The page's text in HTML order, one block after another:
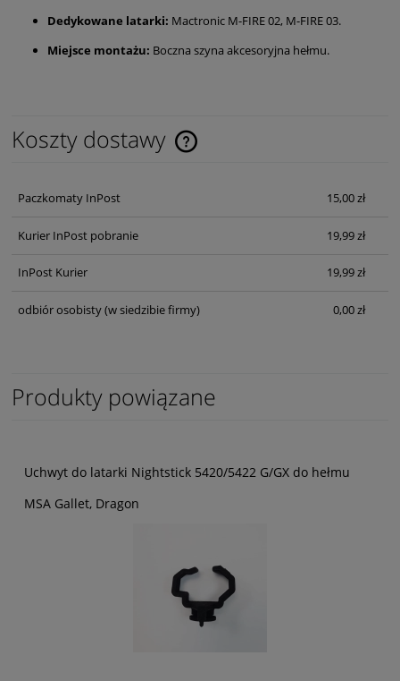
Dedykowane latarki: Mactronic M-FIRE 02, M-FIRE 03.
Miejsce montażu: Boczna szyna akcesoryjna hełmu.
Koszty dostawy
Cena nie zawiera ewentualnych kosztów płatności
Paczkomaty InPost 15,00 zł
Kurier InPost pobranie 19,99 zł
InPost Kurier 19,99 zł
odbiór osobisty(w siedzibie firmy) 0,00 zł
Produkty powiązane
Uchwyt do latarki Nightstick 5420/5422 G/GX do hełmu
MSA Gallet, Dragon